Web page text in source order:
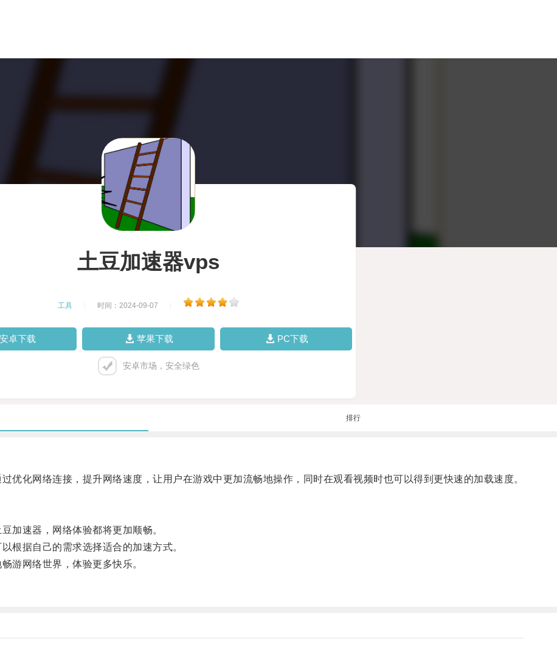
土豆加速器vps
工具 时间：2024-09-07
安卓下载 苹果下载 PC下载
安卓市场，安全绿色
排行
化网络连接，提升网络速度，让用户在游戏中更加流畅地操作，同时在观看视频时也可以得到更快速的加载速度。
速器，网络体验都将更加顺畅。
据自己的需求选择适合的加速方式。
网络世界，体验更多快乐。